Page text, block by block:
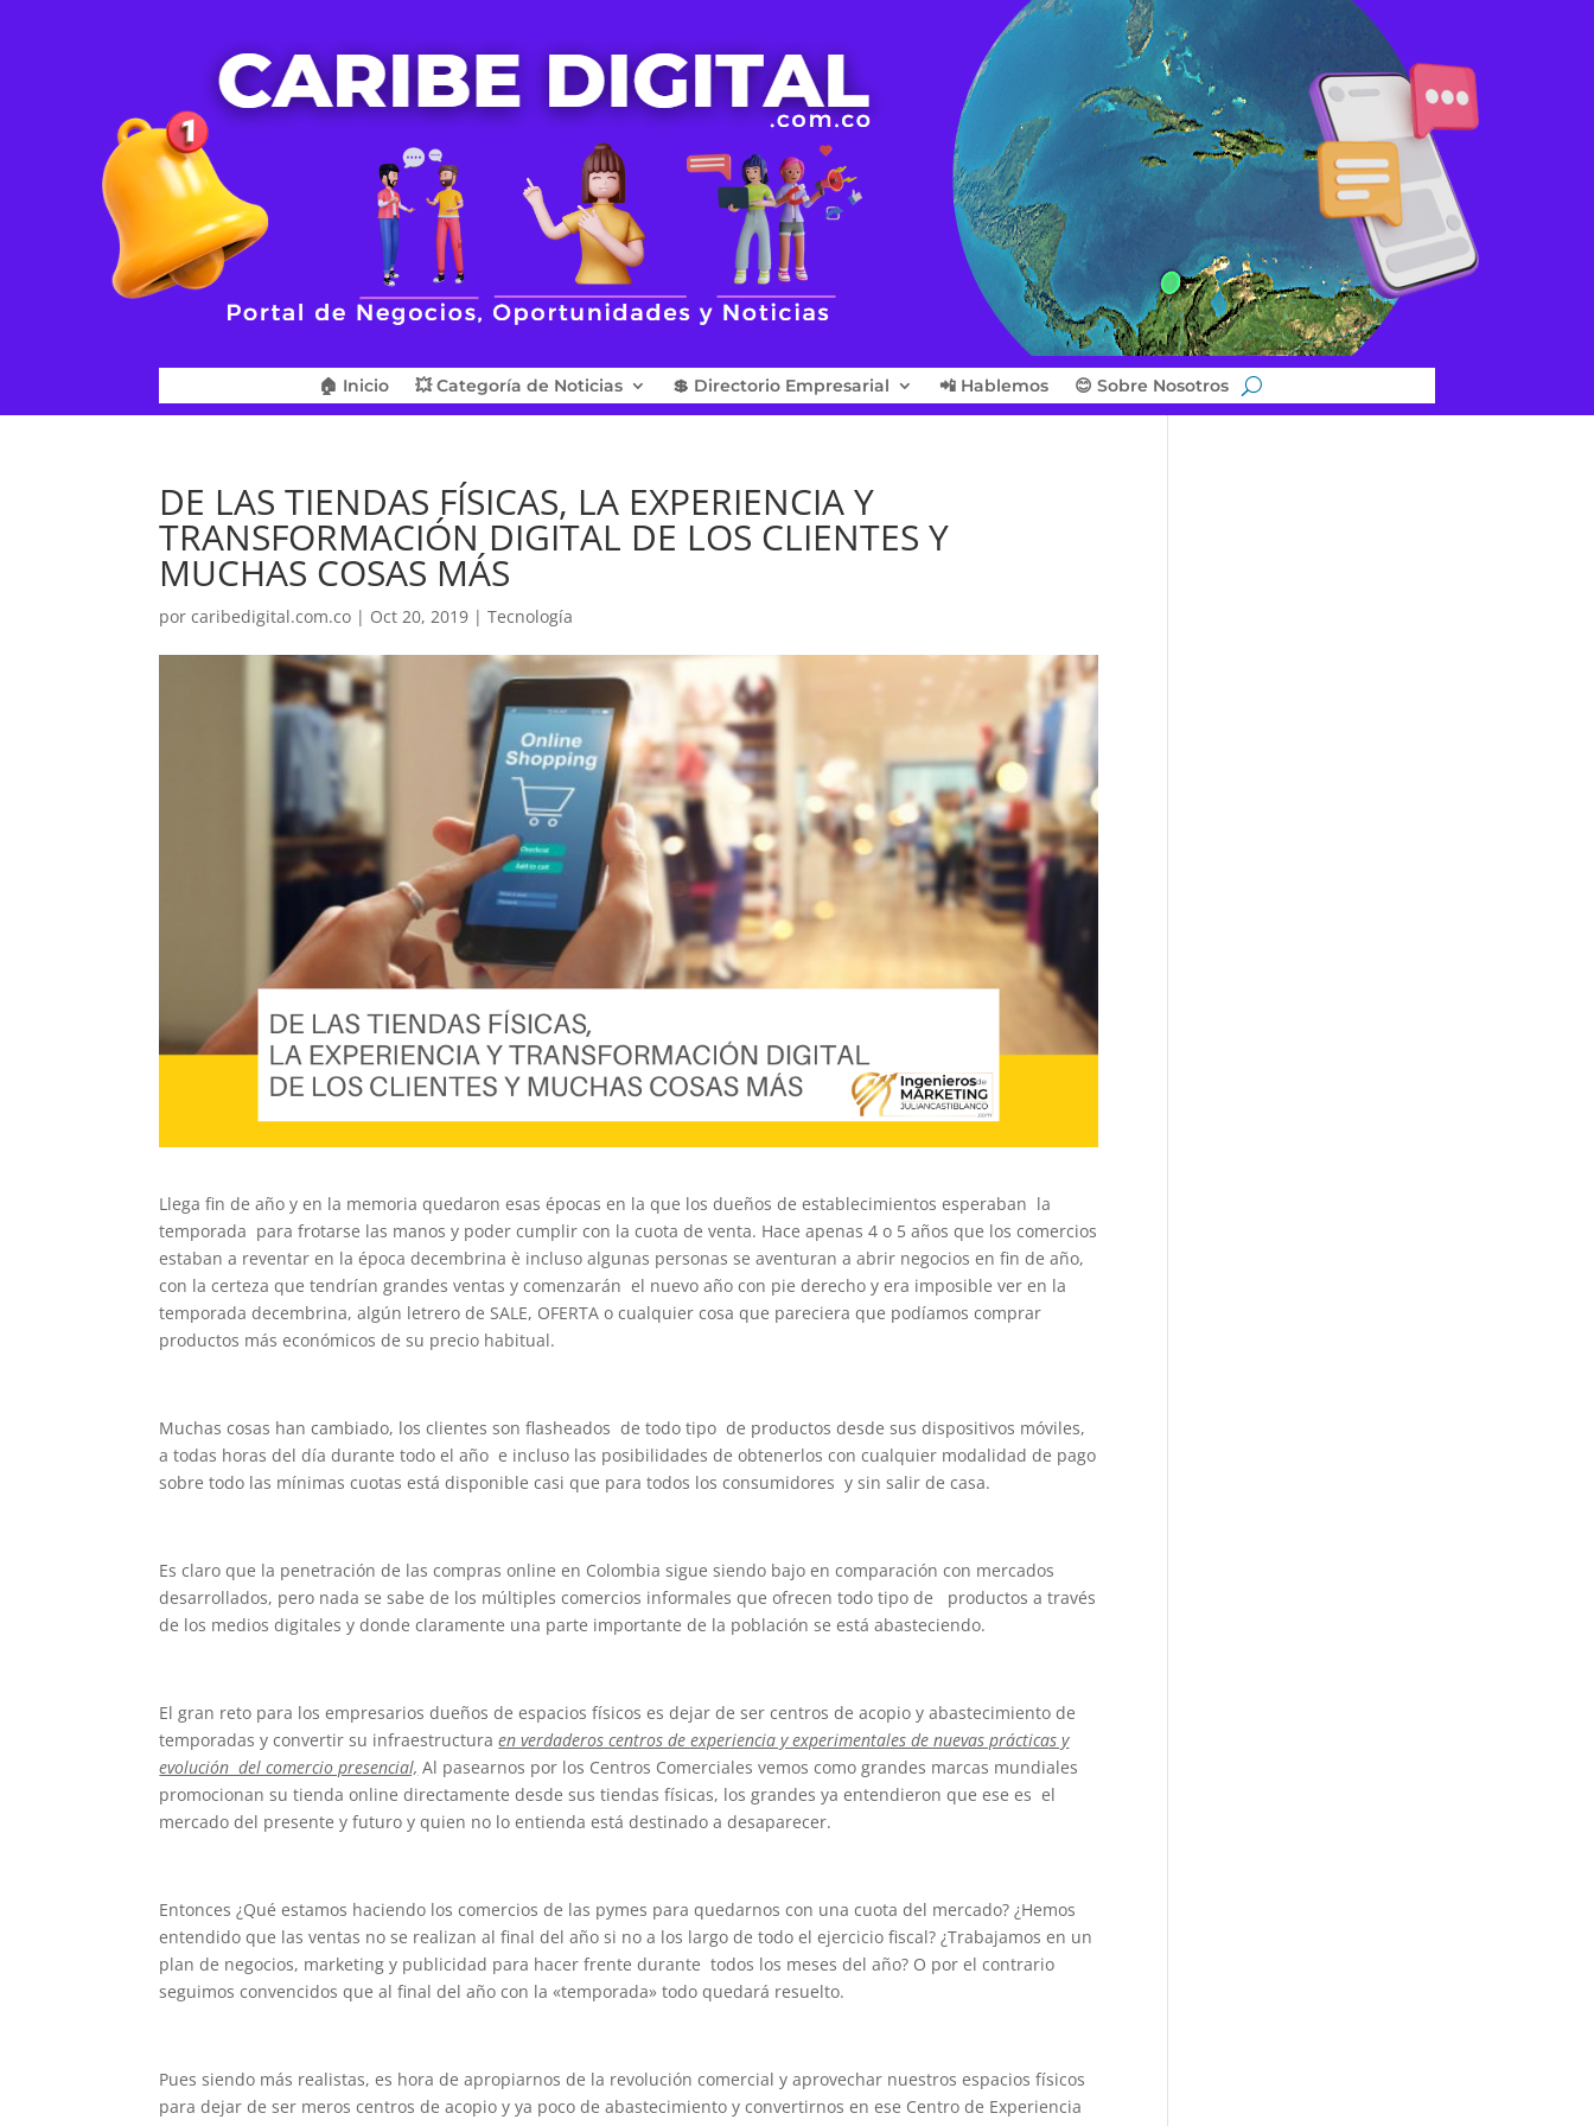
🏠 Inicio 💥 Categoría de Noticias 💲 Directorio Empresarial 📲 Hablemos 😊 Sobre Nosotros
DE LAS TIENDAS FÍSICAS, LA EXPERIENCIA Y
TRANSFORMACIÓN DIGITAL DE LOS CLIENTES Y
MUCHAS COSAS MÁS
porcaribedigital.com.co | Oct 20, 2019 |Tecnología
Llega fin de año y en la memoria quedaron esas épocas en la que los dueños de establecimientos esperaban la
temporada para frotarse las manos y poder cumplir con la cuota de venta. Hace apenas 4 o 5 años que los comercios
estaban a reventar en la época decembrina è incluso algunas personas se aventuran a abrir negocios en fin de año,
con la certeza que tendrían grandes ventas y comenzarán el nuevo año con pie derecho y era imposible ver en la
temporada decembrina, algún letrero de SALE, OFERTA o cualquier cosa que pareciera que podíamos comprar
productos más económicos de su precio habitual.
Muchas cosas han cambiado, los clientes son flasheados de todo tipo de productos desde sus dispositivos móviles,
a todas horas del día durante todo el año e incluso las posibilidades de obtenerlos con cualquier modalidad de pago
sobre todo las mínimas cuotas está disponible casi que para todos los consumidores y sin salir de casa.
Es claro que la penetración de las compras online en Colombia sigue siendo bajo en comparación con mercados
desarrollados, pero nada se sabe de los múltiples comercios informales que ofrecen todo tipo de productos a través
de los medios digitales y donde claramente una parte importante de la población se está abasteciendo.
El gran reto para los empresarios dueños de espacios físicos es dejar de ser centros de acopio y abastecimiento de
temporadas y convertir su infraestructuraen verdaderos centros de experiencia y experimentales de nuevas prácticas y
evolución del comercio presencial, Al pasearnos por los Centros Comerciales vemos como grandes marcas mundiales
promocionan su tienda online directamente desde sus tiendas físicas, los grandes ya entendieron que ese es el
mercado del presente y futuro y quien no lo entienda está destinado a desaparecer.
Entonces ¿Qué estamos haciendo los comercios de las pymes para quedarnos con una cuota del mercado? ¿Hemos
entendido que las ventas no se realizan al final del año si no a los largo de todo el ejercicio fiscal? ¿Trabajamos en un
plan de negocios, marketing y publicidad para hacer frente durante todos los meses del año? O por el contrario
seguimos convencidos que al final del año con la «temporada» todo quedará resuelto.
Pues siendo más realistas, es hora de apropiarnos de la revolución comercial y aprovechar nuestros espacios físicos
para dejar de ser meros centros de acopio y ya poco de abastecimiento y convertirnos en ese Centro de Experiencia